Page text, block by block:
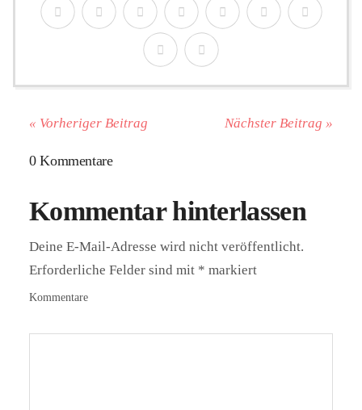
« Vorheriger Beitrag Nächster Beitrag »
0 Kommentare
Kommentar hinterlassen
Deine E-Mail-Adresse wird nicht veröffentlicht.
Erforderliche Felder sind mit * markiert
Kommentare